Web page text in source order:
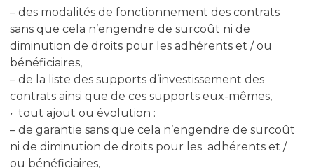
– des modalités de fonctionnement des contrats
sans que cela n’engendre de surcoût ni de
diminution de droits pour les adhérents et / ou
bénéficiaires,
– de la liste des supports d’investissement des
contrats ainsi que de ces supports eux-mêmes,
• tout ajout ou évolution :
– de garantie sans que cela n’engendre de surcoût
ni de diminution de droits pour les adhérents et /
ou bénéficiaires,